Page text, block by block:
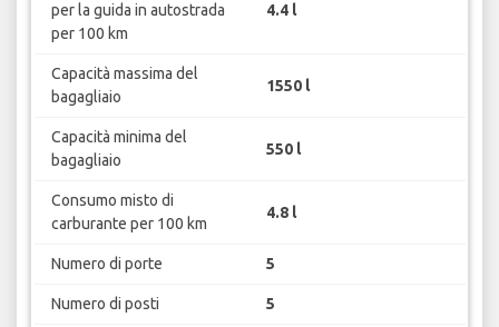
per la guida in autostrada
per 100 km
4.4 l
Capacità massima del
bagagliaio
1550 l
Capacità minima del
bagagliaio
550 l
Consumo misto di
carburante per 100 km
4.8 l
Numero di porte 5
Numero di posti 5